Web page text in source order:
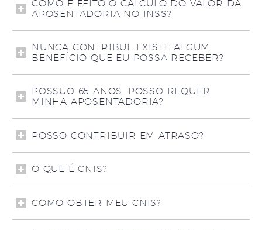
COMO É FEITO O CÁLCULO DO VALOR DA
APOSENTADORIA NO INSS?
NUNCA CONTRIBUI. EXISTE ALGUM
BENEFÍCIO QUE EU POSSA RECEBER?
POSSUO 65 ANOS. POSSO REQUER
MINHA APOSENTADORIA?
POSSO CONTRIBUIR EM ATRASO?
O QUE É CNIS?
COMO OBTER MEU CNIS?